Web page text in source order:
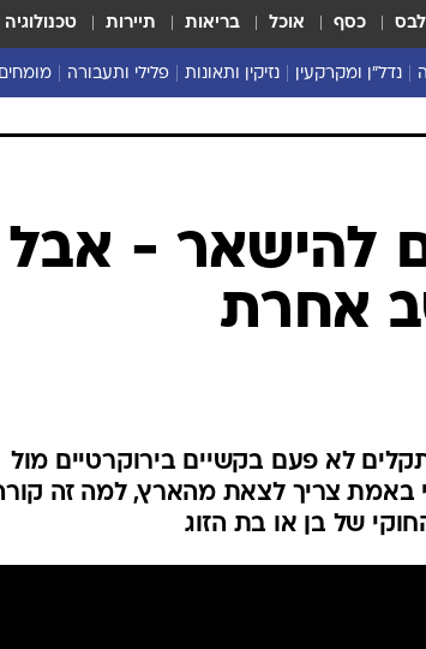
כסף אוכל בריאות תיירות טכנולוגיה
נדל"ן ומקרקעין נזיקין ותאונות פלילי ותעבורה מומחים
להישאר - אבל
אחרת
לא פעם בקשיים בירוקרטיים מול
באמת צריך לצאת מהארץ, למה זה
של בן או בת הזוג